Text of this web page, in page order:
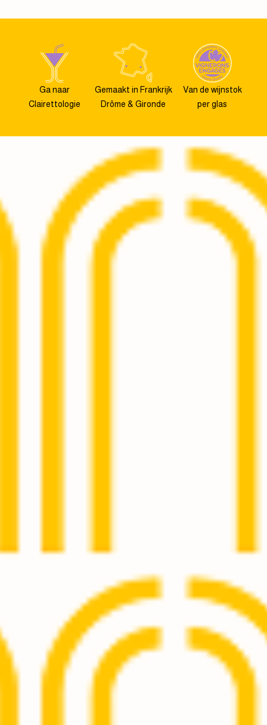
Ga naar
Clairettologie
Gemaakt in Frankrijk
Drôme & Gironde
Van de wijnstok
per glas